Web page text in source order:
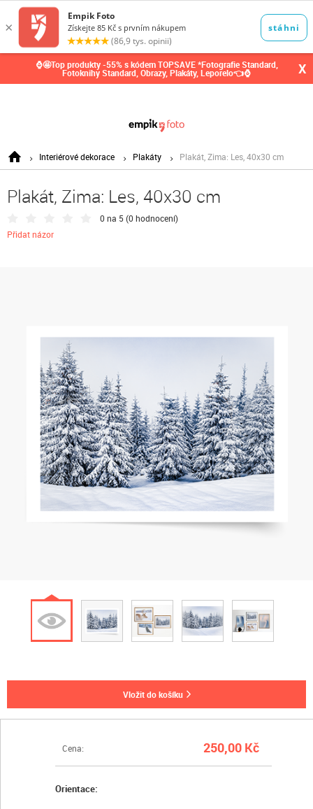
⌚🤩Top produkty -55% s kódem TOPSAVE *Fotografie Standard,
Fotoknihy Standard, Obrazy, Plakáty, Leporelo👈⌚ X
Interiérové dekorace Plakáty Plakát, Zima: Les, 40x30 cm
Plakát, Zima: Les, 40x30 cm
0 na 5 (0 hodnocení)
Přidat názor
Cena: 250,00 Kč
Orientace:
vložit do košíku